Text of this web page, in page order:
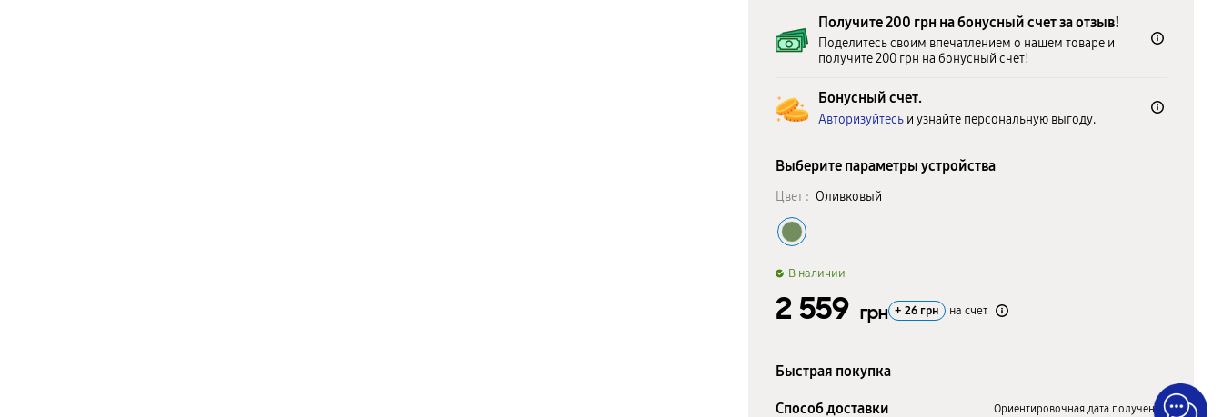
Получите 200 грн на бонусный счет за отзыв!
Поделитесь своим впечатлением о нашем товаре и
получите 200 грн на бонусный счет!
Бонусный счет.
Авторизуйтесь и узнайте персональную выгоду.
Выберите параметры устройства
Цвет : Оливковый
B наличии
2 559 грн + 26 грн на счет
Быстрая покупка
Способ доставки Ориентировочная дата получения